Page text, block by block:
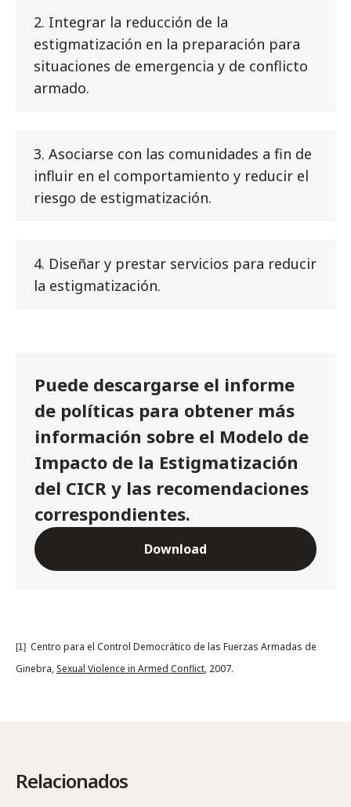
2. Integrar la reducción de la
estigmatización en la preparación para
situaciones de emergencia y de conflicto
armado.
3. Asociarse con las comunidades a fin de
influir en el comportamiento y reducir el
riesgo de estigmatización.
4. Diseñar y prestar servicios para reducir
la estigmatización.
Puede descargarse el informe
de políticas para obtener más
información sobre el Modelo de
Impacto de la Estigmatización
del CICR y las recomendaciones
correspondientes.
Download
[1] Centro para el Control Democrático de las Fuerzas Armadas de
Ginebra, Sexual Violence in Armed Conflict, 2007.
Relacionados